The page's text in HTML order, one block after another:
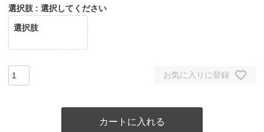
選択肢 選択してください
選択肢
お気に入りに登録
カートに入れる